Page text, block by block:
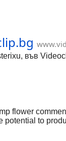
във
flower
to
establish the